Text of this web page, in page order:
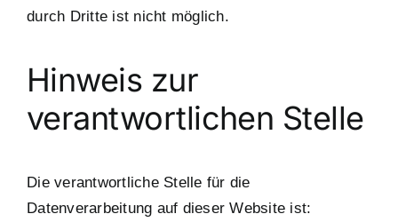
durch Dritte ist nicht möglich.
Hinweis zur
verantwortlichen Stelle
Die verantwortliche Stelle für die
Datenverarbeitung auf dieser Website ist: